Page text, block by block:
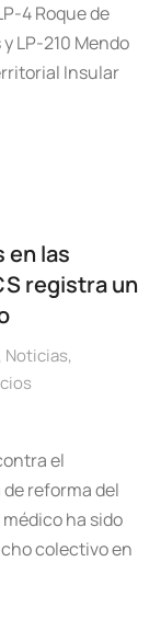
4 Roque de
LP-210 Mendo
Insular
en las
registra un
Noticias,
el
reforma del
ha sido
colectivo en